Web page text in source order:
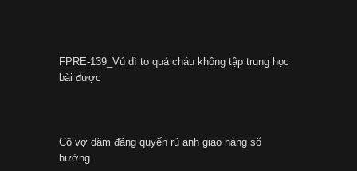
FPRE-139_Vú dì to quá cháu không tập trung học
bài được
Cô vợ dâm đãng quyến rũ anh giao hàng số
hưởng